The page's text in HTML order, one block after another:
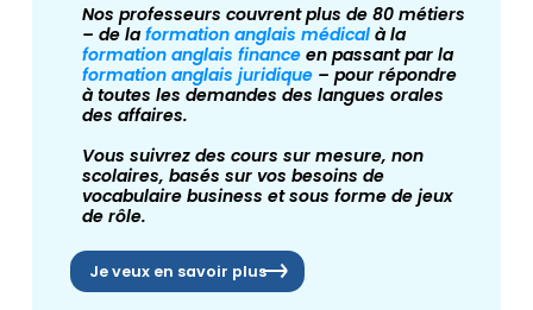
Nos professeurs couvrent plus de 80 métiers
– de laformation anglais médicalà la
formation anglais financeen passant par la
formation anglais juridique– pour répondre
à toutes les demandes des langues orales
des affaires.
Vous suivrez des cours sur mesure, non
scolaires, basés sur vos besoins de
vocabulaire business et sous forme de jeux
de rôle.
Je veux en savoir plus